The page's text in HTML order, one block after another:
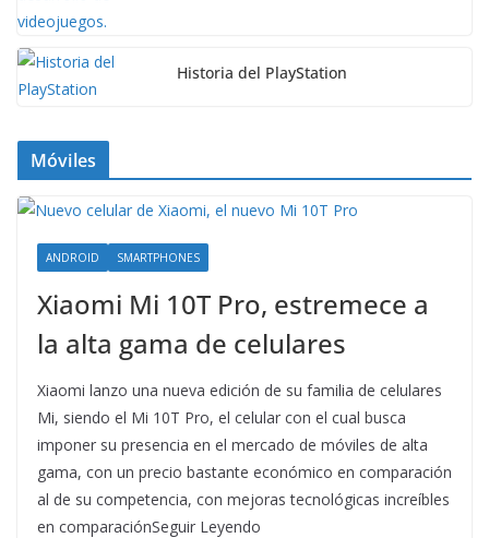
Historia del PlayStation
Móviles
ANDROID SMARTPHONES
Xiaomi Mi 10T Pro, estremece a
la alta gama de celulares
Xiaomi lanzo una nueva edición de su familia de celulares
Mi, siendo el Mi 10T Pro, el celular con el cual busca
imponer su presencia en el mercado de móviles de alta
gama, con un precio bastante económico en comparación
al de su competencia, con mejoras tecnológicas increíbles
en comparaciónSeguir Leyendo